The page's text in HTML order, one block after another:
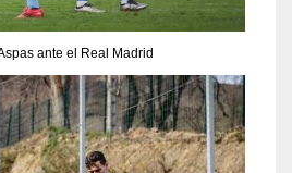
ante el Real Madrid